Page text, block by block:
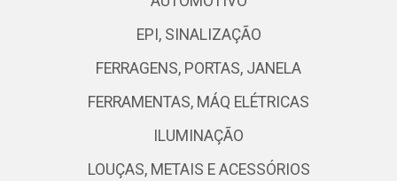
EPI, SINALIZAÇÃO
FERRAGENS, PORTAS, JANELA
FERRAMENTAS, MÁQ ELÉTRICAS
ILUMINAÇÃO
LOUÇAS, METAIS E ACESSÓRIOS